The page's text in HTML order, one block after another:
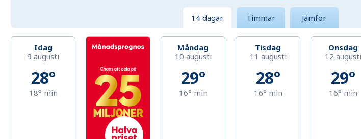
14 dagar Timmar Jämför
Idag
9 augusti
28°
18° min
Måndag
10 augusti
29°
16° min
Tisdag
11 augusti
28°
16° min
Onsdag
12 augusti
29°
16° min